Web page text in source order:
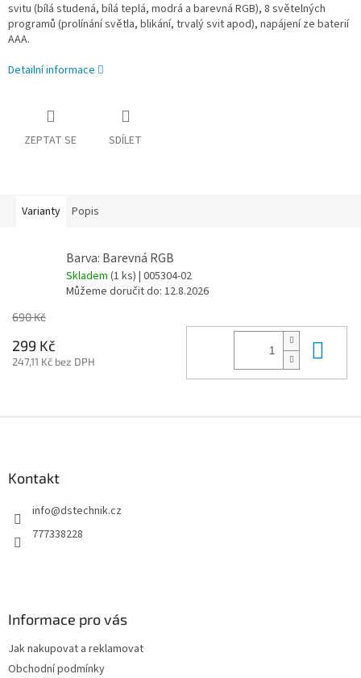
svitu (bílá studená, bílá teplá, modrá a barevná RGB), 8 světelných
programů (prolínání světla, blikání, trvalý svit apod), napájení ze baterií
AAA.
Detailní informace
ZEPTAT SE SDÍLET
Varianty Popis
Barva: Barevná RGB
Skladem (1 ks) | 005304-02
Můžeme doručit do: 12.8.2026
690 Kč
299 Kč
247,11 Kč bez DPH
Kontakt
info@dstechnik.cz
777338228
Informace pro vás
Jak nakupovat a reklamovat
Obchodní podmínky